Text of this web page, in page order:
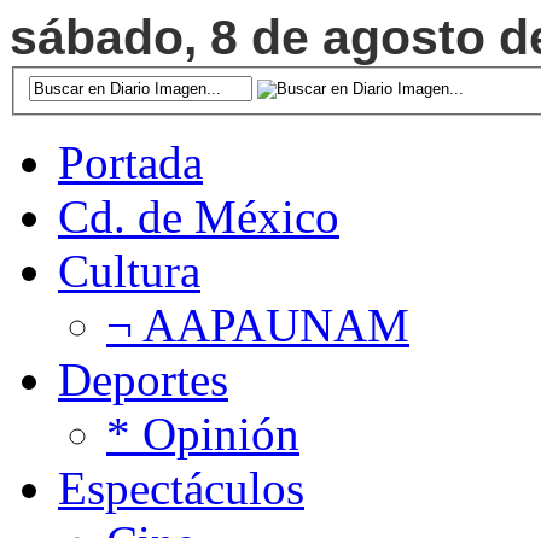
sábado, 8 de agosto
Portada
Cd. de México
Cultura
¬ AAPAUNAM
Deportes
* Opinión
Espectáculos